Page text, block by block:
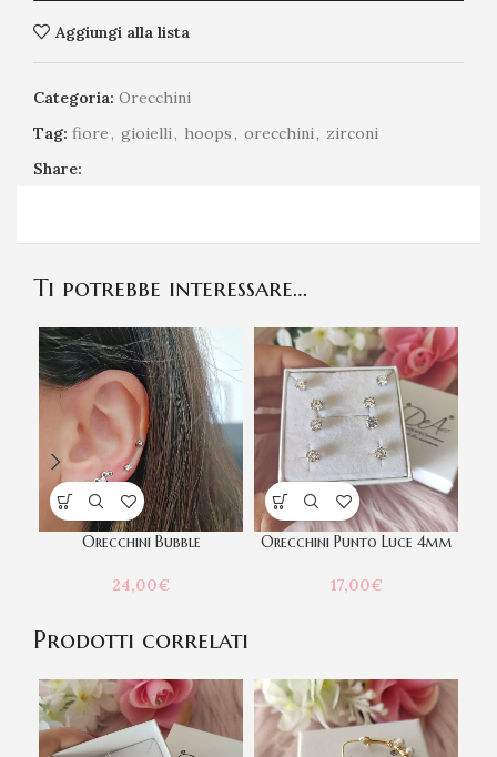
Aggiungi alla lista
Categoria: Orecchini
Tag: fiore, gioielli, hoops, orecchini, zirconi
Share:
Ti potrebbe interessare…
Orecchini Bubble
24,00€
Orecchini Punto Luce 4mm
17,00€
Prodotti correlati